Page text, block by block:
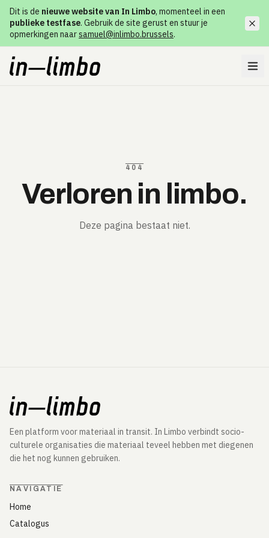
Dit is de nieuwe website van In Limbo, momenteel in een
publieke testfase. Gebruik de site gerust en stuur je
opmerkingen naarsamuel@inlimbo.brussels.
404
Verloren in limbo.
Deze pagina bestaat niet.
Een platform voor materiaal in transit. In Limbo verbindt socio-
culturele organisaties die materiaal teveel hebben met diegenen
die het nog kunnen gebruiken.
NAVIGATIE
Home
Catalogus